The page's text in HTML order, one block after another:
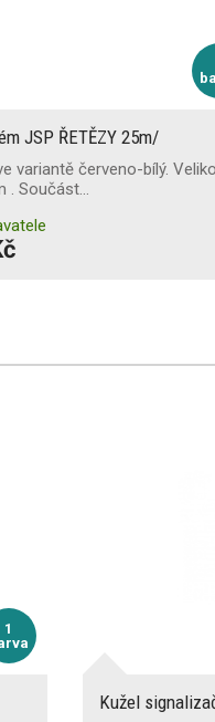
JSP ŘETĚZY 25m/
variantě červeno-bílý.
. Součást…
1
Kužel